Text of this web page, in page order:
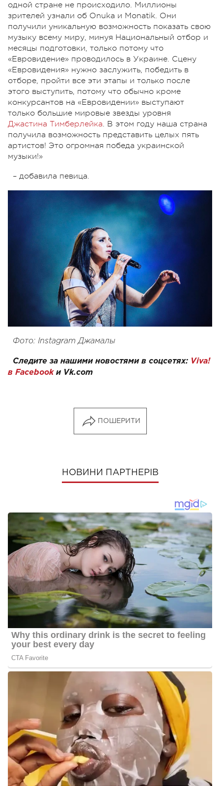
одной стране не происходило. Миллионы
зрителей узнали об Onuka и Monatik. Они
получили уникальную возможность показать свою
музыку всему миру, минуя Национальный отбор и
месяцы подготовки, только потому что
«Евровидение» проводилось в Украине. Сцену
«Евровидения» нужно заслужить, победить в
отборе, пройти все эти этапы и только после
этого выступить, потому что обычно кроме
конкурсантов на «Евровидении» выступают
только большие мировые звезды уровня
Джастина Тимберлейка. В этом году наша страна
получила возможность представить целых пять
артистов! Это огромная победа украинской
музыки!»
– добавила певица.
Фото: Instagram Джамалы
Следите за нашими новостями в соцсетях: Viva!
в Facebookи Vk.com
ПОШЕРИТИ
НОВИНИ ПАРТНЕРІВ